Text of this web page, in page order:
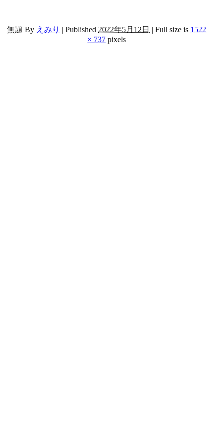
無題 By えみり | Published 2022年5月12日 | Full size is 1522
× 737 pixels